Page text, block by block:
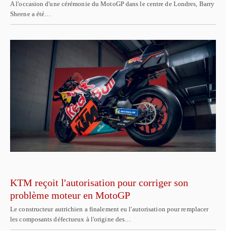
A l'occasion d'une cérémonie du MotoGP dans le centre de Londres, Barry
Sheene a été…
KTM reçoit l'autorisation pour corriger son
problème moteur en MotoGP
Le constructeur autrichien a finalement eu l'autorisation pour remplacer
les composants défectueux à l'origine des…